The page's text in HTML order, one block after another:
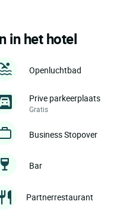
in het hotel
Openluchtbad
Prive parkeerplaats
Gratis
Business Stopover
Bar
Partnerrestaurant